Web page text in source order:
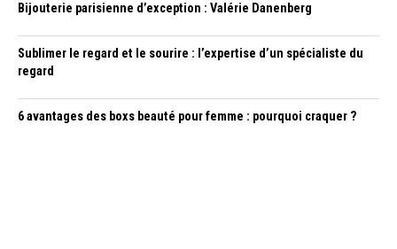
Bijouterie parisienne d’exception : Valérie Danenberg
Sublimer le regard et le sourire : l’expertise d’un spécialiste du
regard
6 avantages des boxs beauté pour femme : pourquoi craquer ?